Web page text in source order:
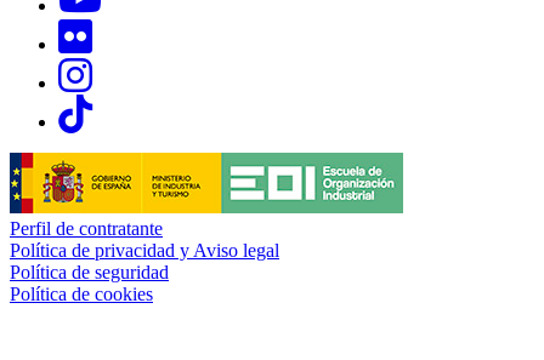
Links, Opens in this window
Links, Opens in this window
Links, Opens in this window
Perfil de contratante
Política de privacidad y Aviso legal
Política de seguridad
Política de cookies